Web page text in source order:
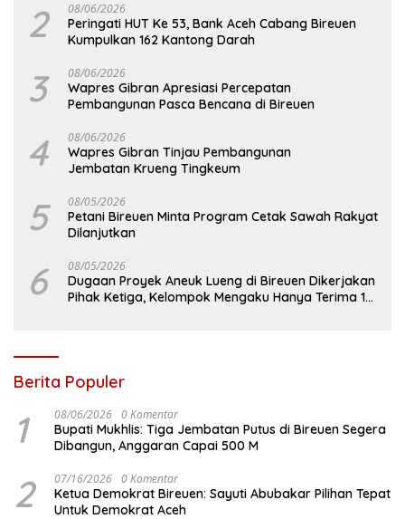
2 08/06/2026
Peringati HUT Ke 53, Bank Aceh Cabang Bireuen
Kumpulkan 162 Kantong Darah
3 08/06/2026
Wapres Gibran Apresiasi Percepatan
Pembangunan Pasca Bencana di Bireuen
4 08/06/2026
Wapres Gibran Tinjau Pembangunan
Jembatan Krueng Tingkeum
5 08/05/2026
Petani Bireuen Minta Program Cetak Sawah Rakyat
Dilanjutkan
6 08/05/2026
Dugaan Proyek Aneuk Lueng di Bireuen Dikerjakan
Pihak Ketiga, Kelompok Mengaku Hanya Terima 10
Berita Populer
1 08/06/2026 0 Komentar
Bupati Mukhlis: Tiga Jembatan Putus di Bireuen Segera
Dibangun, Anggaran Capai 500 M
2 07/16/2026 0 Komentar
Ketua Demokrat Bireuen: Sayuti Abubakar Pilihan Tepat
Untuk Demokrat Aceh